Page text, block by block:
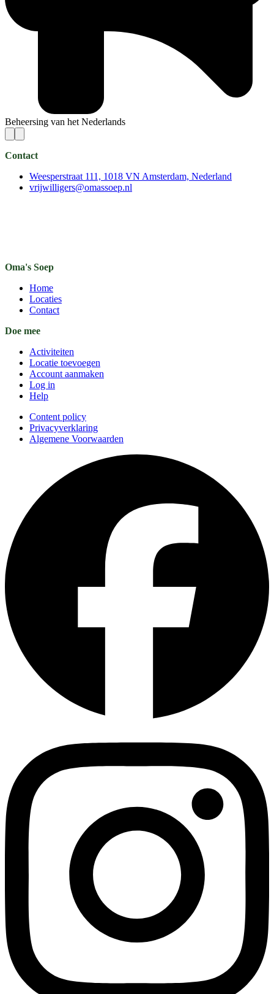
Beheersing van het Nederlands
Contact
Weesperstraat 111, 1018 VN Amsterdam, Nederland
vrijwilligers@omassoep.nl
Oma's Soep
Home
Locaties
Contact
Doe mee
Activiteiten
Locatie toevoegen
Account aanmaken
Log in
Help
Content policy
Privacyverklaring
Algemene Voorwaarden